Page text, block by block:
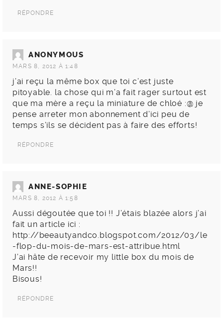
RÉPONDRE
ANONYMOUS
MARS 8, 2012 À 1:48
j’ai reçu la même box que toi c’est juste
pitoyable. la chose qui m’a fait rager surtout est
que ma mère a reçu la miniature de chloé :@ je
pense arreter mon abonnement d’ici peu de
temps s’ils se décident pas à faire des efforts!
RÉPONDRE
ANNE-SOPHIE
MARS 8, 2012 À 1:58
Aussi dégoutée que toi !! J’étais blazée alors j’ai
fait un article ici :
http://beeautyandco.blogspot.com/2012/03/le
-flop-du-mois-de-mars-est-attribue.html
J’ai hâte de recevoir my little box du mois de
Mars!!
Bisous!
RÉPONDRE